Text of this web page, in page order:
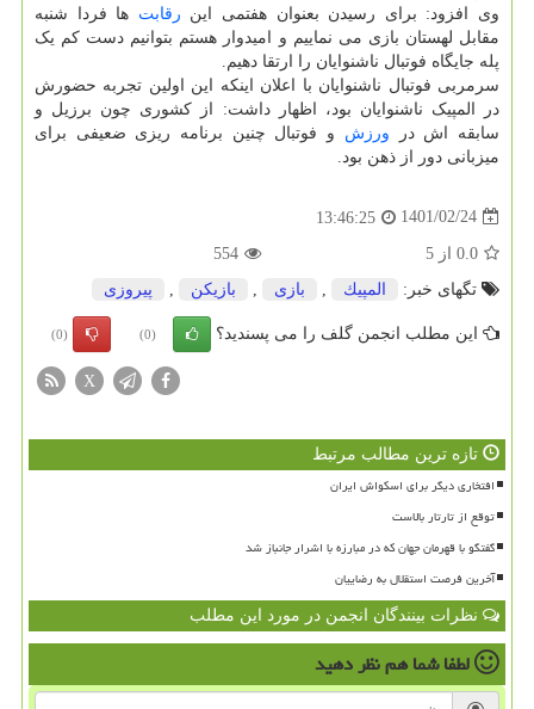
وی افزود: برای رسیدن بعنوان هفتمی این رقابت ها فردا شنبه
مقابل لهستان بازی می نماییم و امیدوار هستم بتوانیم دست کم یک
پله جایگاه فوتبال ناشنوایان را ارتقا دهیم.
سرمربی فوتبال ناشنوایان با اعلان اینکه این اولین تجربه حضورش
در المپیک ناشنوایان بود، اظهار داشت: از کشوری چون برزیل و
سابقه اش در ورزش و فوتبال چنین برنامه ریزی ضعیفی برای
میزبانی دور از ذهن بود.
1401/02/24
13:46:25
0.0 از 5
554
تگهای خبر:
المپیك بازی بازیكن پیروزی
این مطلب انجمن گلف را می پسندید؟ (0)
(0)
X
تازه ترین مطالب مرتبط
افتخاری دیگر برای اسکواش ایران
توقع از تارتار بالاست
گفتگو با قهرمان جهان که در مبارزه با اشرار جانباز شد
آخرین فرصت استقلال به رضاییان
نظرات بینندگان انجمن در مورد این مطلب
لطفا شما همنظر دهید